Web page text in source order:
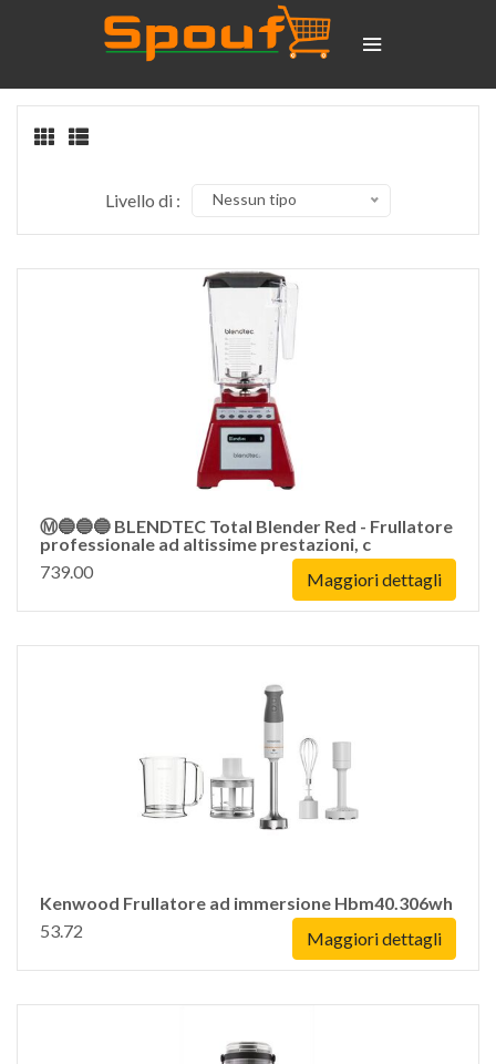
Livello di : Nessun tipo
Ⓜ️🔵🔵🔵 BLENDTEC Total Blender Red - Frullatore
professionale ad altissime prestazioni, c
739.00
Maggiori dettagli
Kenwood Frullatore ad immersione Hbm40.306wh
53.72
Maggiori dettagli